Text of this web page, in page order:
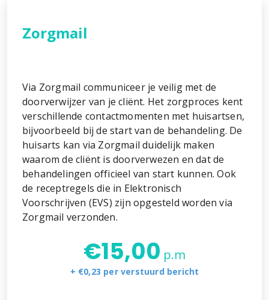
Zorgmail
Via Zorgmail communiceer je veilig met de
doorverwijzer van je cliënt. Het zorgproces kent
verschillende contactmomenten met huisartsen,
bijvoorbeeld bij de start van de behandeling. De
huisarts kan via Zorgmail duidelijk maken
waarom de cliënt is doorverwezen en dat de
behandelingen officieel van start kunnen. Ook
de receptregels die in Elektronisch
Voorschrijven (EVS) zijn opgesteld worden via
Zorgmail verzonden.
€15,00 p.m
+ €0,23 per verstuurd bericht